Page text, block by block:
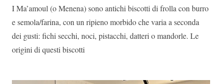
I Ma’amoul (o Menena) sono antichi biscotti di frolla con burro
e semola/farina, con un ripieno morbido che varia a seconda
dei gusti: fichi secchi, noci, pistacchi, datteri o mandorle. Le
origini di questi biscotti